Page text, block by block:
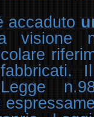
accaduto
visione